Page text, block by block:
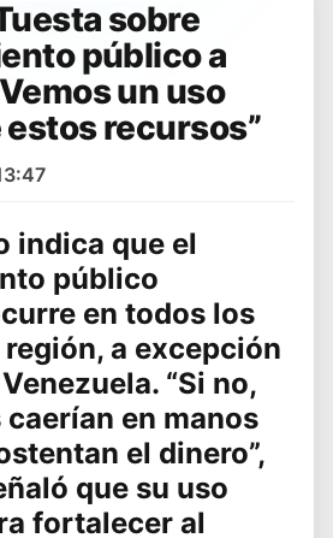
sobre
público a
un uso
recursos”
indica que el
público
en todos los
a excepción
“Si no,
en manos
el dinero”,
que su uso
fortalecer al